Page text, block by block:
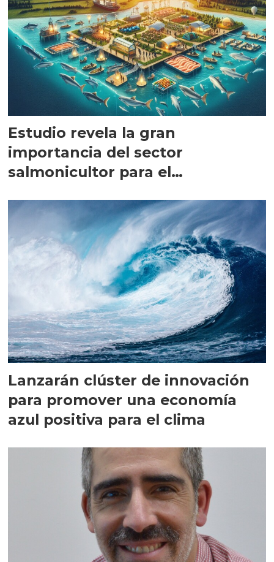
Estudio revela la gran
importancia del sector
salmonicultor para el
Lanzarán clúster de innovación
para promover una economía
azul positiva para el clima